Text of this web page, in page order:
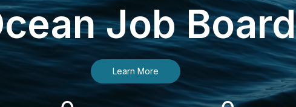
Job Board
Learn More